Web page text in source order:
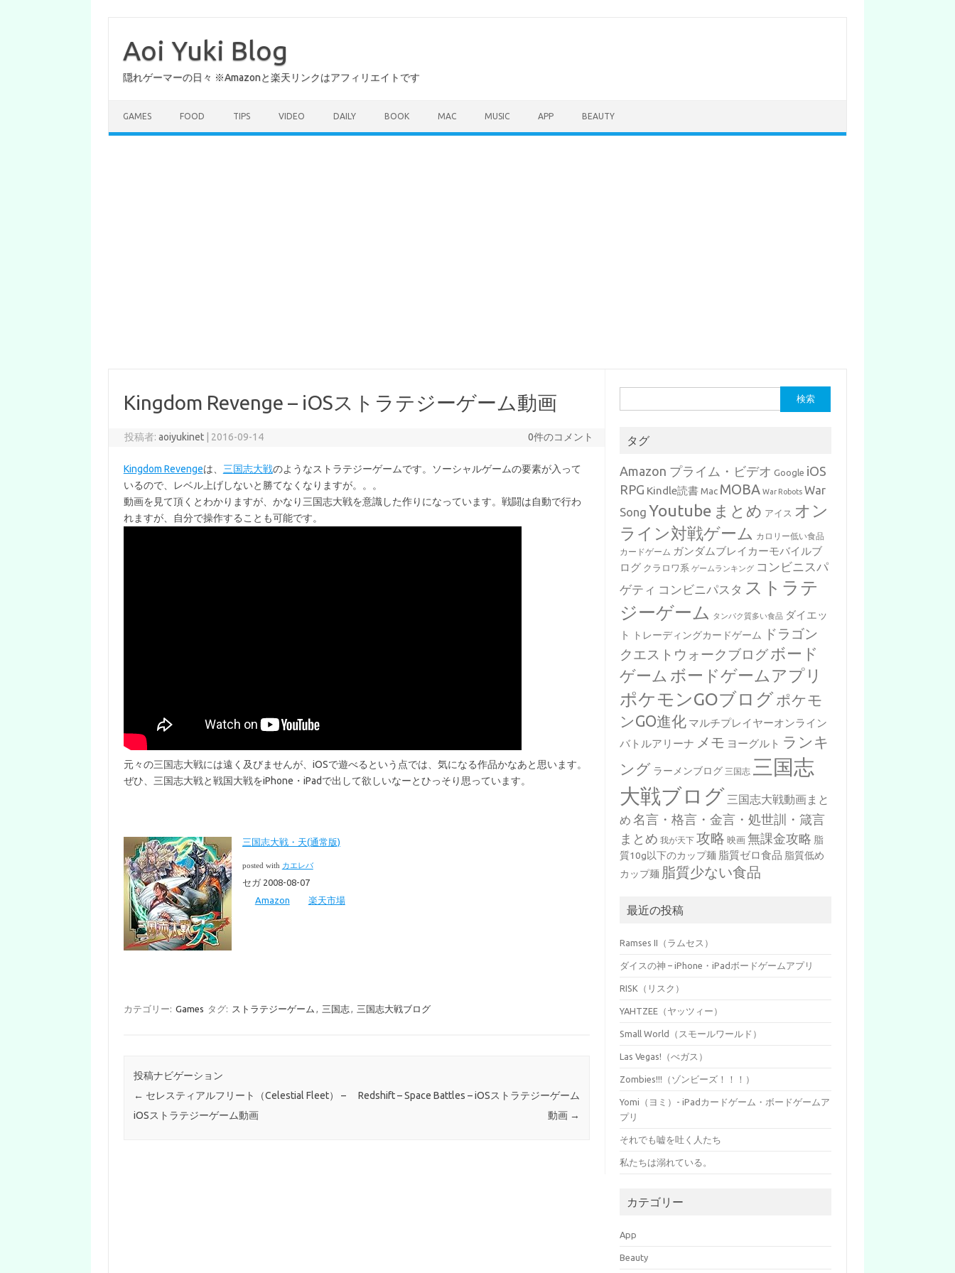
Aoi Yuki Blog
隠れゲーマーの日々 ※Amazonと楽天リンクはアフィリエイトです
GAMES FOOD TIPS VIDEO DAILY BOOK MAC MUSIC APP BEAUTY
Kingdom Revenge – iOSストラテジーゲーム動画
投稿者:aoiyukinet 2016-09-14 0件のコメント
Kingdom Revengeは、 三国志大戦のようなストラテジーゲームです。ソーシャルゲームの要素が入って
いるので、レベル上げしないと勝てなくなりますが。。。
動画を見て頂くとわかりますが、かなり三国志大戦を意識した作りになっています。戦闘は自動で行わ
れますが、自分で操作することも可能です。
元々の三国志大戦には遠く及びませんが、iOSで遊べるという点では、気になる作品かなあと思います。
ぜひ、三国志大戦と戦国大戦をiPhone・iPadで出して欲しいなーとひっそり思っています。
三国志大戦・天(通常版)
posted with カエレバ
セガ 2008-08-07
Amazon
楽天市場
カテゴリー: Games タグ: ストラテジーゲーム , 三国志, 三国志大戦ブログ
投稿ナビゲーション
← セレスティアルフリート（Celestial Fleet） –
iOSストラテジーゲーム動画
Redshift – Space Battles – iOSストラテジーゲーム
動画 →
索:
タグ
Amazon プライム・ビデオ Google iOS
RPG Kindle読書 Mac MOBA War Robots War
Song Youtube まとめ アイス オン
ライン対戦ゲーム カロリー低い食品
カードゲーム ガンダムブレイカーモバイルブ
ログ クラロワ系 ゲームランキング コンビニスパ
ゲティ コンビニパスタ ストラテ
ジーゲーム
タンパク質多い食品 ダイエッ
ト
トレーディングカードゲーム
ドラゴン
クエストウォークブログボード
ゲーム ボードゲームアプリ
ポケモンGOブログポケモ
ンGO進化 マルチプレイヤーオンライン
バトルアリーナ メモ ヨーグルト ランキ
ング ラーメンブログ 三国志 三国志
大戦ブログ 三国志大戦動画まと
め 名言・格言・金言・処世訓・箴言
まとめ 我が天下 攻略 映画 無課金攻略 脂
質10g以下のカップ麺 脂質ゼロ食品 脂質低め
カップ麺 脂質少ない食品
最近の投稿
Ramses II（ラムセス）
ダイスの神 – iPhone・iPadボードゲームアプリ
RISK（リスク）
YAHTZEE（ヤッツィー）
Small World（スモールワールド）
Las Vegas!（べガス）
Zombies!!!（ゾンビーズ！！！）
Yomi（ヨミ）- iPadカードゲーム・ボードゲームア
プリ
それでも嘘を吐く人たち
私たちは溺れている。
カテゴリー
App
Beauty